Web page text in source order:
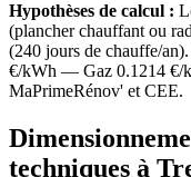
Hypothèses de calcul :
(plancher chauffant ou
(240 jours de chauffe/
€/kWh — Gaz 0.1214 €/
MaPrimeRénov' et CEE.
techniques à